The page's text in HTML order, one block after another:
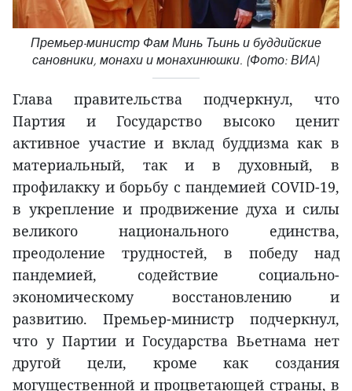
Премьер-министр Фам Минь Тьинь и буддийские
сановники, монахи и монахинюшки. (Фото: ВИA)
Глава правительства подчеркнул, что
Партия и Государство высоко ценит
активное участие и вклад буддизма как в
материальный, так и в духовный, в
профилакку и борьбу с пандемией COVID-19,
в укрепление и продвижение духа и силы
великого национального единства,
преодоление трудностей, в победу над
пандемией, содействие социально-
экономическому восстановлению и
развитию. Премьер-министр подчеркнул,
что у Партии и Государства Вьетнама нет
другой цели, кроме как создания
могущественной и процветающей страны, в